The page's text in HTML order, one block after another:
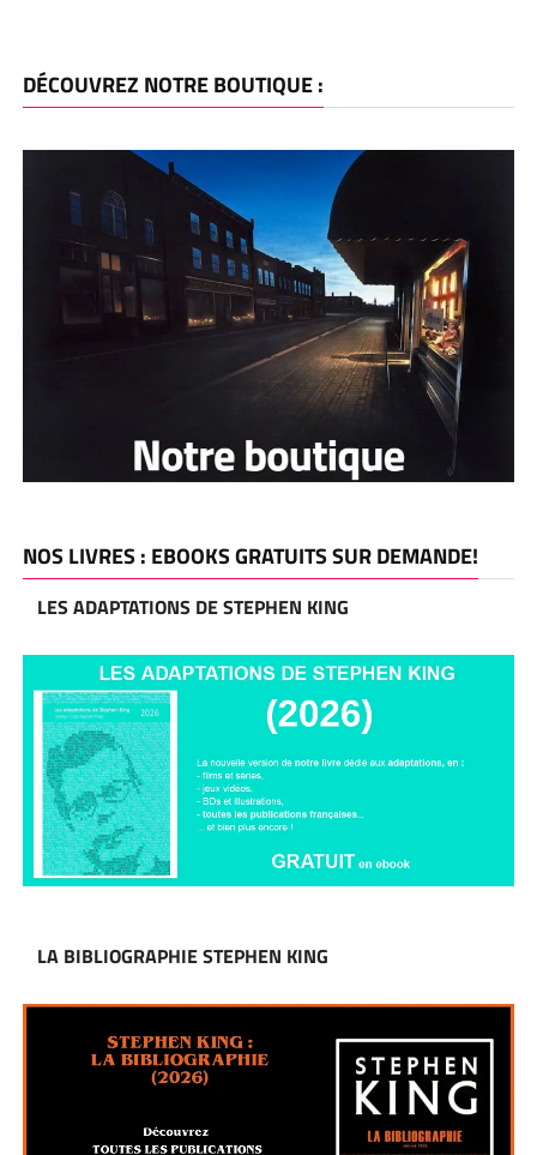
DÉCOUVREZ NOTRE BOUTIQUE :
NOS LIVRES : EBOOKS GRATUITS SUR DEMANDE!
LES ADAPTATIONS DE STEPHEN KING
LA BIBLIOGRAPHIE STEPHEN KING